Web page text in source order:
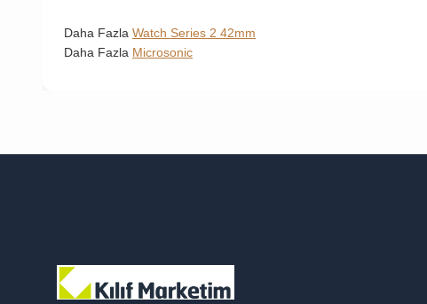
Daha Fazla Watch Series 2 42mm
Daha Fazla Microsonic